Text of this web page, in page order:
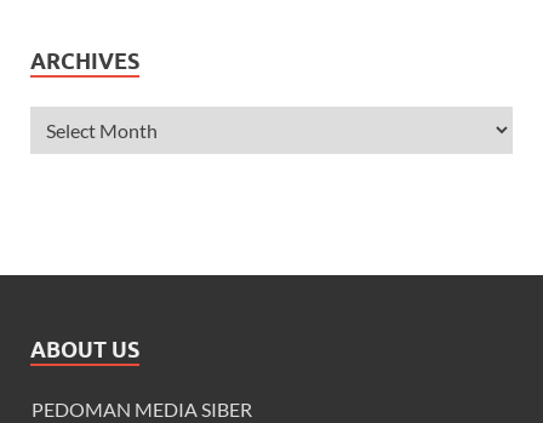
ARCHIVES
ABOUT US
PEDOMAN MEDIA SIBER